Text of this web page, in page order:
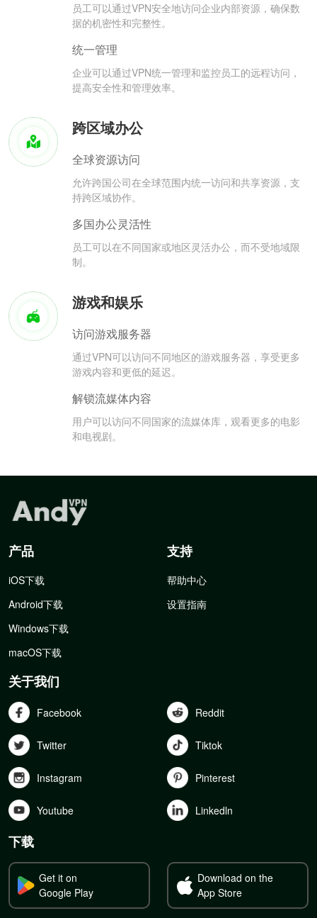
员工可以通过VPN安全地访问企业内部资源，确保数
据的机密性和完整性。
统一管理
企业可以通过VPN统一管理和监控员工的远程访问，
提高安全性和管理效率。
跨区域办公
全球资源访问
允许跨国公司在全球范围内统一访问和共享资源，支
持跨区域协作。
多国办公灵活性
员工可以在不同国家或地区灵活办公，而不受地域限
制。
游戏和娱乐
访问游戏服务器
通过VPN可以访问不同地区的游戏服务器，享受更多
游戏内容和更低的延迟。
解锁流媒体内容
用户可以访问不同国家的流媒体库，观看更多的电影
和电视剧。
产品
iOS下载
Android下载
Windows下载
macOS下载
支持
帮助中心
设置指南
关于我们
Facebook Reddit
Twitter Tiktok
Instagram Pinterest
Youtube Linkedln
下载
Get it on
Google Play
Download on the
App Store